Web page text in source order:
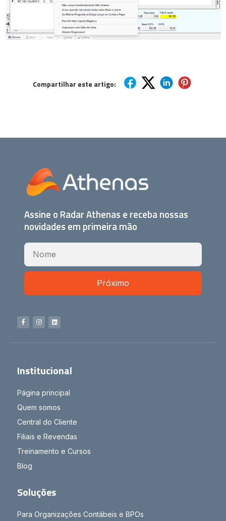
Compartilhar este artigo:
Assine o Radar Athenas e receba nossas
novidades em primeira mão
Próximo
Institucional
Página principal
Quem somos
Central do Cliente
Filiais e Revendas
Treinamento e Cursos
Blog
Soluções
Para Organizações Contábeis e BPOs